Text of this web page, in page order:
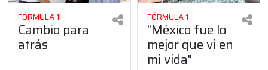
FÓRMULA 1
Cambio para
atrás
FÓRMULA 1
"México fue lo
mejor que vi en
mi vida"